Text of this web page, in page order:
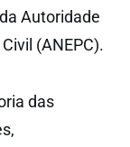
Autoridade
(ANEPC).
das